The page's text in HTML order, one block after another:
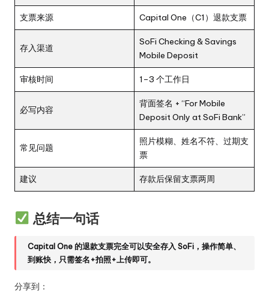
支票来源 Capital One（C1）退款支票
存入渠道
SoFi Checking & Savings
Mobile Deposit
审核时间 1–3 个工作日
必写内容
背面签名 + “For Mobile
Deposit Only at SoFi Bank”
常见问题
照片模糊、姓名不符、过期支
票
建议 存款后保留支票两周
总结一句话
Capital One 的退款支票完全可以安全存入 SoFi，操作简单、
到账快，只需签名+拍照+上传即可。
分享到：